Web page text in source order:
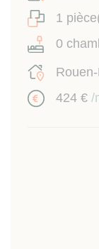
1
0
424 € /